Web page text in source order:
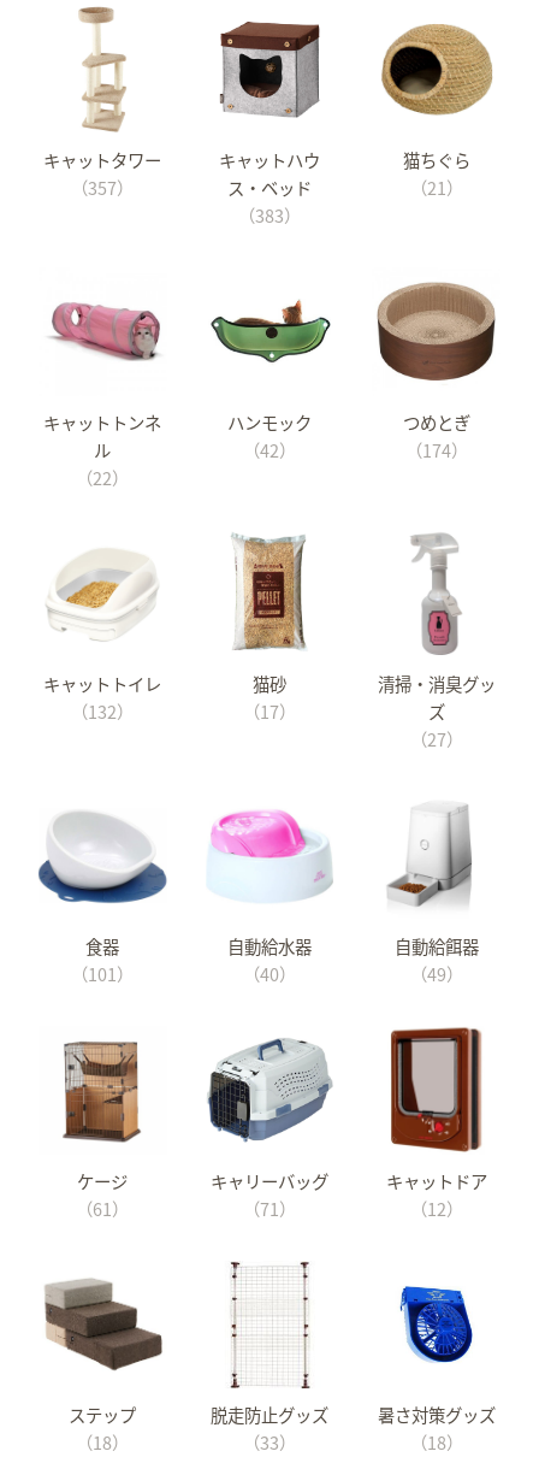
キャットタワー
（357）
キャットハウ
ス・ベッド
（383）
猫ちぐら
（21）
キャットトンネ
ル
（22）
ハンモック
（42）
つめとぎ
（174）
キャットトイレ
（132）
猫砂
（17）
清掃・消臭グッ
ズ
（27）
食器
（101）
自動給水器
（40）
自動給餌器
（49）
ケージ
（61）
キャリーバッグ
（71）
キャットドア
（12）
ステップ
（18）
脱走防止グッズ
（33）
暑さ対策グッズ
（18）